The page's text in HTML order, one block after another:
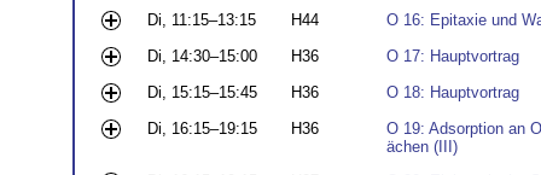
Di, 11:15–13:15
H44
O 16: Epitaxie und
Di, 14:30–15:00
H36
O 17: Hauptvortrag
Di, 15:15–15:45
H36
O 18: Hauptvortrag
Di, 16:15–19:15
H36
O 19: Adsorption an
ächen (III)